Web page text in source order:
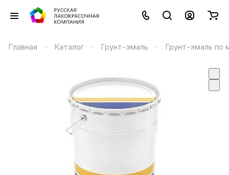
Главная – Каталог – Грунт-эмаль – Грунт-эмаль по